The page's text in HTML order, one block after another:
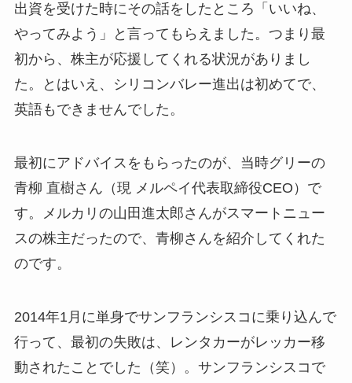
出資を受けた時にその話をしたところ「いいね、
やってみよう」と言ってもらえました。つまり最
初から、株主が応援してくれる状況がありまし
た。とはいえ、シリコンバレー進出は初めてで、
英語もできませんでした。
最初にアドバイスをもらったのが、当時グリーの
青柳 直樹さん（現 メルペイ代表取締役CEO）で
す。メルカリの山田進太郎さんがスマートニュー
スの株主だったので、青柳さんを紹介してくれた
のです。
2014年1月に単身でサンフランシスコに乗り込んで
行って、最初の失敗は、レンタカーがレッカー移
動されたことでした（笑）。サンフランシスコで